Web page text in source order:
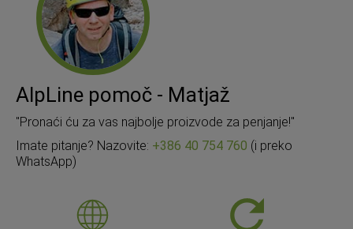
AlpLine pomoč - Matjaž
"Pronaći ću za vas najbolje proizvode za penjanje!"
Imate pitanje? Nazovite: +386 40 754 760 (i preko
WhatsApp)